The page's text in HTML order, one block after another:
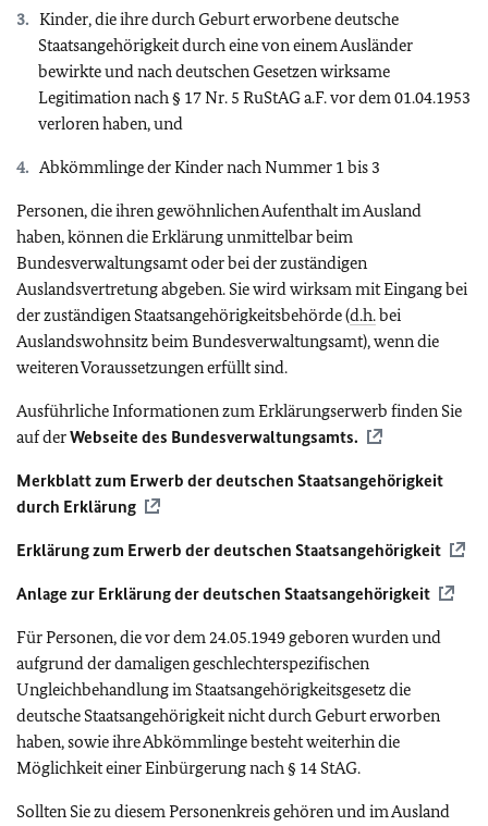
Kinder, die ihre durch Geburt erworbene deutsche
Staatsangehörigkeit durch eine von einem Ausländer
bewirkte und nach deutschen Gesetzen wirksame
Legitimation nach § 17 Nr. 5 RuStAG a.F. vor dem 01.04.1953
verloren haben, und
Abkömmlinge der Kinder nach Nummer 1 bis 3
Personen, die ihren gewöhnlichen Aufenthalt im Ausland
haben, können die Erklärung unmittelbar beim
Bundesverwaltungsamt oder bei der zuständigen
Auslandsvertretung abgeben. Sie wird wirksam mit Eingang bei
der zuständigen Staatsangehörigkeitsbehörde (d.h.bei
Auslandswohnsitz beim Bundesverwaltungsamt), wenn die
weiteren Voraussetzungen erfüllt sind.
Ausführliche Informationen zum Erklärungserwerb finden Sie
auf derWebseite des Bundesverwaltungsamts.
Merkblatt zum Erwerb der deutschen Staatsangehörigkeit
durch Erklärung
Erklärung zum Erwerb der deutschen Staatsangehörigkeit
Anlage zur Erklärung der deutschen Staatsangehörigkeit
Für Personen, die vor dem 24.05.1949 geboren wurden und
aufgrund der damaligen geschlechterspezifischen
Ungleichbehandlung im Staatsangehörigkeitsgesetz die
deutsche Staatsangehörigkeit nicht durch Geburt erworben
haben, sowie ihre Abkömmlinge besteht weiterhin die
Möglichkeit einer Einbürgerung nach § 14 StAG.
Sollten Sie zu diesem Personenkreis gehören und im Ausland